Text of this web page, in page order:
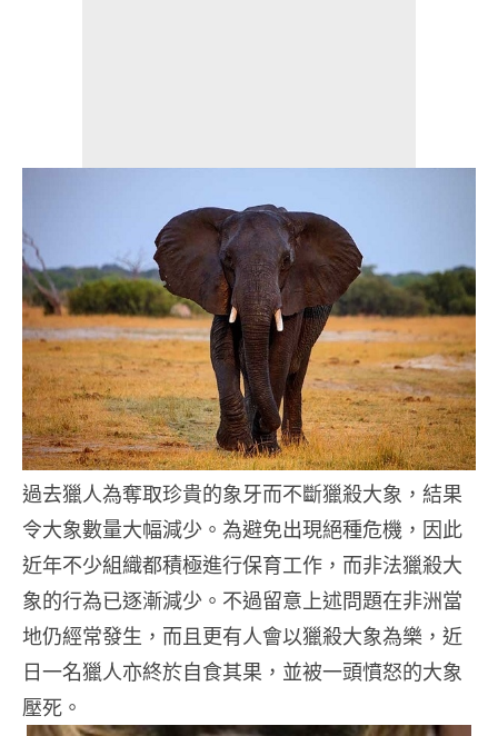
過去獵人為奪取珍貴的象牙而不斷獵殺大象，結果
令大象數量大幅減少。為避免出現絕種危機，因此
近年不少組織都積極進行保育工作，而非法獵殺大
象的行為已逐漸減少。不過留意上述問題在非洲當
地仍經常發生，而且更有人會以獵殺大象為樂，近
日一名獵人亦終於自食其果，並被一頭憤怒的大象
壓死。